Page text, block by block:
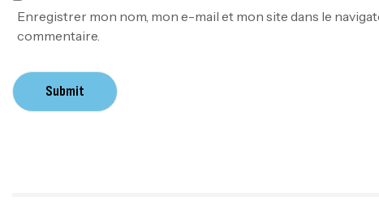
Enregistrer mon nom, mon e-mail et mon site dans le
commentaire.
Submit